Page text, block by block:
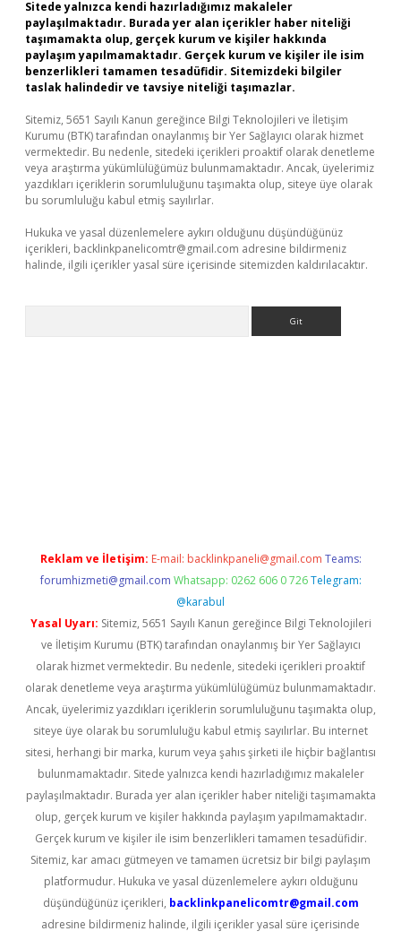
Sitede yalnızca kendi hazırladığımız makaleler
paylaşılmaktadır. Burada yer alan içerikler haber niteliği
taşımamakta olup, gerçek kurum ve kişiler hakkında
paylaşım yapılmamaktadır. Gerçek kurum ve kişiler ile isim
benzerlikleri tamamen tesadüfidir. Sitemizdeki bilgiler
taslak halindedir ve tavsiye niteliği taşımazlar.
Sitemiz, 5651 Sayılı Kanun gereğince Bilgi Teknolojileri ve İletişim
Kurumu (BTK) tarafından onaylanmış bir Yer Sağlayıcı olarak hizmet
vermektedir. Bu nedenle, sitedeki içerikleri proaktif olarak denetleme
veya araştırma yükümlülüğümüz bulunmamaktadır. Ancak, üyelerimiz
yazdıkları içeriklerin sorumluluğunu taşımakta olup, siteye üye olarak
bu sorumluluğu kabul etmiş sayılırlar.
Hukuka ve yasal düzenlemelere aykırı olduğunu düşündüğünüz
içerikleri, backlinkpanelicomtr@gmail.com adresine bildirmeniz
halinde, ilgili içerikler yasal süre içerisinde sitemizden kaldırılacaktır.
Reklam ve İletişim: E-mail: backlinkpaneli@gmail.com Teams:
forumhizmeti@gmail.com Whatsapp: 0262 606 0 726 Telegram:
@karabul
Yasal Uyarı: Sitemiz, 5651 Sayılı Kanun gereğince Bilgi Teknolojileri
ve İletişim Kurumu (BTK) tarafından onaylanmış bir Yer Sağlayıcı
olarak hizmet vermektedir. Bu nedenle, sitedeki içerikleri proaktif
olarak denetleme veya araştırma yükümlülüğümüz bulunmamaktadır.
Ancak, üyelerimiz yazdıkları içeriklerin sorumluluğunu taşımakta olup,
siteye üye olarak bu sorumluluğu kabul etmiş sayılırlar. Bu internet
sitesi, herhangi bir marka, kurum veya şahıs şirketi ile hiçbir bağlantısı
bulunmamaktadır. Sitede yalnızca kendi hazırladığımız makaleler
paylaşılmaktadır. Burada yer alan içerikler haber niteliği taşımamakta
olup, gerçek kurum ve kişiler hakkında paylaşım yapılmamaktadır.
Gerçek kurum ve kişiler ile isim benzerlikleri tamamen tesadüfidir.
Sitemiz, kar amacı gütmeyen ve tamamen ücretsiz bir bilgi paylaşım
platformudur. Hukuka ve yasal düzenlemelere aykırı olduğunu
düşündüğünüz içerikleri, backlinkpanelicomtr@gmail.com
adresine bildirmeniz halinde, ilgili içerikler yasal süre içerisinde